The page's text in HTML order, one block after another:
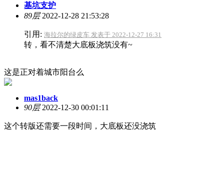
基坑支护
89层2022-12-28 21:53:28
引用: 海拉尔的绿皮车 发表于 2022-12-27 16:31
转，看不清楚大底板浇筑没有~
这是正对着城市阳台么
mas1back
90层2022-12-30 00:01:11
这个转版还需要一段时间，大底板还没浇筑